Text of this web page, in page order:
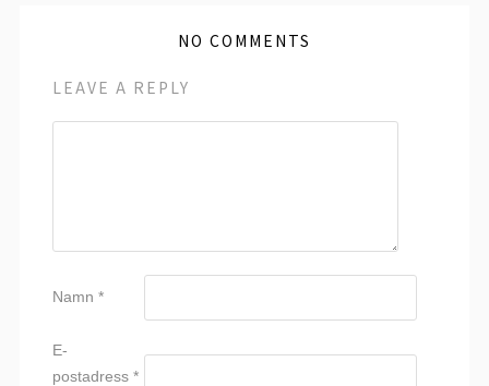
NO COMMENTS
LEAVE A REPLY
Namn *
E-
postadress *